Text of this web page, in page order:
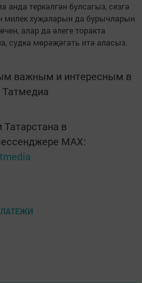
теркәлгән булсагыз, сезгә
милек хуҗаларын да бурычларын
алар да әлеге торакта
судка мөрәҗәгать итә аласыз.
важным и интересным в
Татмедиа
Татарстана в
MАХ: